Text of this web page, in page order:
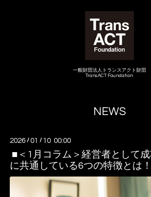
一般財団法人トランスアクト財団
TransACT Foundation
NEWS
2026 /01 / 10 00:00
■＜1月コラム＞経営者として
に共通している6つの特徴とは